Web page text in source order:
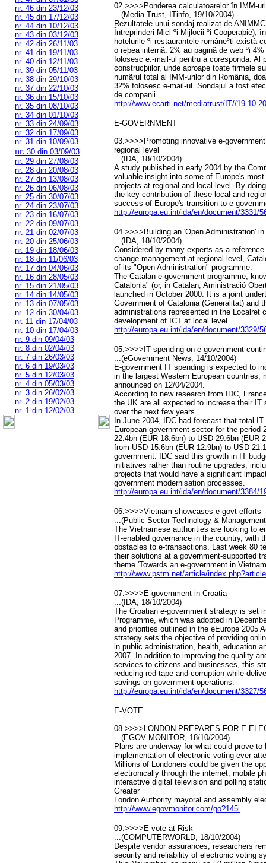
nr. 46 din 23/12/03
nr. 45 din 17/12/03
nr. 44 din 10/12/03
nr. 43 din 03/12/03
nr. 42 din 26/11/03
nr. 41 din 19/11/03
nr. 40 din 12/11/03
nr. 39 din 05/11/03
nr. 38 din 29/10/03
nr. 37 din 22/10/03
nr. 36 din 15/10/03
nr. 35 din 08/10/03
nr. 34 din 01/10/03
nr. 33 din 24/09/03
nr. 32 din 17/09/03
nr. 31 din 10/09/03
nr. 30 din 03/09/03
nr. 29 din 27/08/03
nr. 28 din 20/08/03
nr. 27 din 13/08/03
nr. 26 din 06/08/03
nr. 25 din 30/07/03
nr. 24 din 23/07/03
nr. 23 din 16/07/03
nr. 22 din 09/07/03
nr. 21 din 02/07/03
nr. 20 din 25/06/03
nr. 19 din 18/06/03
nr. 18 din 11/06/03
nr. 17 din 04/06/03
nr. 16 din 28/05/03
nr. 15 din 21/05/03
nr. 14 din 14/05/03
nr. 13 din 07/05/03
nr. 12 din 30/04/03
nr. 11 din 17/04/03
nr. 10 din 17/04/03
nr. 9 din 09/04/03
nr. 8 din 02/04/03
nr. 7 din 26/03/03
nr. 6 din 19/03/03
nr. 5 din 12/03/03
nr. 4 din 05/03/03
nr. 3 din 26/02/03
nr. 2 din 19/02/03
nr. 1 din 12/02/03
02.>>>>Ponderea calculatoarelor în IMM-
...(Media Trust, ITinfo, 19/10/2004)
Rezultatele unui sondaj realizat de
Întreprinderi Mici ºi Mijlocii ºi Cooperaþie),
hotelurile ºi restaurantele româneºti existã
o reþea internã. 2% au paginã de web ºi
folosesc e.-mail-ul pentru a coresponda. Al
construcþiilor, unde aproape toate firmele
numãrul total al IMM-urilor din România,
32% folosesc e-mail-ul. Sondajul a fost
de companii.
http://www.ecarti.net/mediatrust/IT//
E-GOVERNMENT
03.>>>>Promoting innovative e-
regional level
...(IDA, 18/10/2004)
A study published in early 2004 by the
valuable insight into some of Europe's
projects at regional and local level. By
the key contribution of these local and
success of Europe's transition to e-
http://europa.eu.int/ida/en/document/3331/
04.>>>>Building an 'Open Administration'
...(IDA, 18/10/2004)
Considered by many experts as a
change management at regional level,
of its "Open Administration" programme.
The Catalan e-government programme,
Catalonia" (or, in Catalan, Aministració
launched in October 2000. It is a joint
Government of Catalonia (Generalitat) and
administrations represented in the Localret
development of ICT at local level.
http://europa.eu.int/ida/en/document/3329/
05.>>>>IT spending on e-government
...(eGovernment News, 14/10/2004)
E-government IT spending is expected to
in the largest Western European countries,
announced on 12/04/2004.
According to new research from IDC,
the UK are all expected to increase their IT
over the next few years.
In June 2004, IDC had forecast that total
European government sector for the period
22.4bn (EUR 18.6bn) to USD 29.6bn (EUR
from USD 15.6bn (EUR 12.9bn) to USD
government. IDC said this growth in IT
initiatives rather than routine upgrades,
projects that would have a significant
government modernisation processes.
http://europa.eu.int/ida/en/document/3384/
06.>>>>Vietnam showcases e-govt efforts
...(Public Sector Technology &
The Vietnamese authorities are looking to
IT-enabled governance in the country, with
obstacles to e-transactions. Last week 80
their solutions at a government-supported
theme 'Towards an e-government in
http://www.pstm.net/article/
07.>>>>E-government in Croatia
...(IDA, 18/10/2004)
The Croatian e-government strategy is set
Programme, which was adopted in
and priorities outlined in the eEurope 2005
strategy sets the objective of providing
in public administration, health, education
2007. In addition to improving the quality
services to citizens and businesses, this
reducing red tape and corruption while
savings on government operations.
http://europa.eu.int/ida/en/document/3327/
E-VOTE
08.>>>>LONDON PREPARES FOR E-
...(EGOV MONITOR, 18/10/2004)
Plans are underway for what could prove
implementation of electronic voting ever
Millions of Londoners could be given the
electronically through the internet, mobile
interactive digital television and polling
Greater
London Authority mayoral and assembly
http://www.egovmonitor.com/go?145i
09.>>>>E-vote at Risk
...(COMPUTERWORLD, 18/10/2004)
Despite vendor assurances, researchers
security and reliability of electronic voting